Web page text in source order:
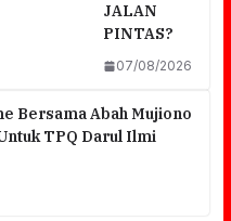
JALAN
PINTAS?
07/08/2026
Bersama Abah Mujiono
TPQ Darul Ilmi